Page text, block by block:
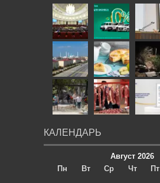
КАЛЕНДАРЬ
Август 2026
Пн
Вт Ср Чт Пт